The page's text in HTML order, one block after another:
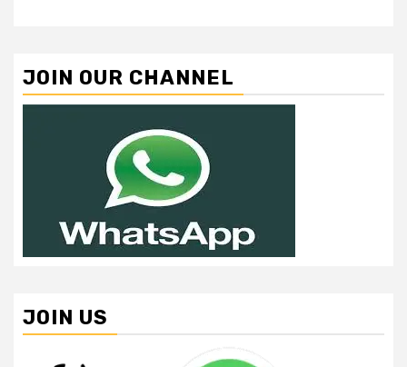
JOIN OUR CHANNEL
JOIN US